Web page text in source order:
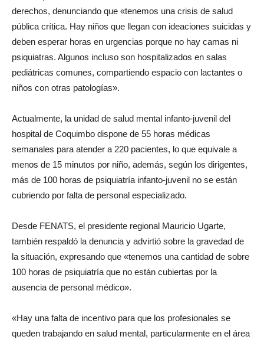
derechos, denunciando que «tenemos una crisis de salud
pública crítica. Hay niños que llegan con ideaciones suicidas y
deben esperar horas en urgencias porque no hay camas ni
psiquiatras. Algunos incluso son hospitalizados en salas
pediátricas comunes, compartiendo espacio con lactantes o
niños con otras patologías».
Actualmente, la unidad de salud mental infanto-juvenil del
hospital de Coquimbo dispone de 55 horas médicas
semanales para atender a 220 pacientes, lo que equivale a
menos de 15 minutos por niño, además, según los dirigentes,
más de 100 horas de psiquiatría infanto-juvenil no se están
cubriendo por falta de personal especializado.
Desde FENATS, el presidente regional Mauricio Ugarte,
también respaldó la denuncia y advirtió sobre la gravedad de
la situación, expresando que «tenemos una cantidad de sobre
100 horas de psiquiatría que no están cubiertas por la
ausencia de personal médico».
«Hay una falta de incentivo para que los profesionales se
queden trabajando en salud mental, particularmente en el área